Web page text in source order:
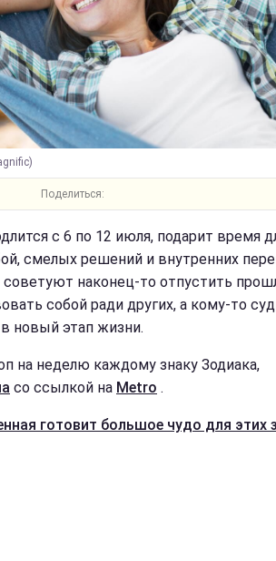
Поделиться:
с 6 по 12 июля, подарит время
смелых решений и внутренних
наконец-то отпустить
собой ради других, а кому-то
новый этап жизни.
на неделю каждому знаку Зодиака,
со ссылкой на Metro .
готовит большое чудо для этих